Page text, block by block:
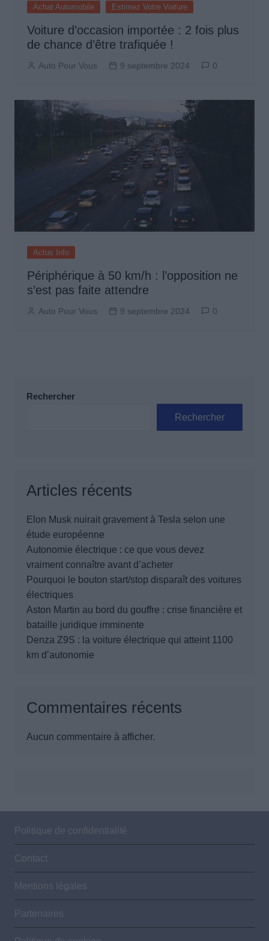
Achat Automobile Estimez Votre Voiture
Voiture d’occasion importée : 2 fois plus
de chance d’être trafiquée !
Auto Pour Vous 9 septembre 2024 0
Actus Info
Périphérique à 50 km/h : l’opposition ne
s’est pas faite attendre
Auto Pour Vous 9 septembre 2024 0
Rechercher
Rechercher
Articles récents
Elon Musk nuirait gravement à Tesla selon une
étude européenne
Autonomie électrique : ce que vous devez
vraiment connaître avant d’acheter
Pourquoi le bouton start/stop disparaît des voitures
électriques
Aston Martin au bord du gouffre : crise financière et
bataille juridique imminente
Denza Z9S : la voiture électrique qui atteint 1100
km d’autonomie
Commentaires récents
Aucun commentaire à afficher.
Politique de confidentialité
Contact
Mentions légales
Partenaires